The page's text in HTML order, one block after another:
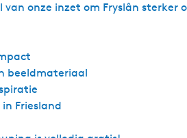
van onze inzet om Fryslân
beeldmateriaal
Friesland